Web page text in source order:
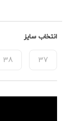
انتخاب سایز
37
38